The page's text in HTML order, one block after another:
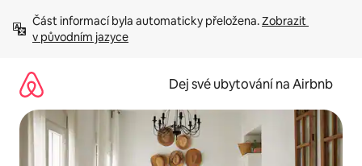
obsah
Část informací byla automaticky přeložena. Zobrazit
v původním jazyce
Dej své ubytování na Airbnb